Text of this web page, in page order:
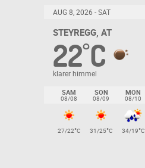
AUG 8, 2026 - SAT
STEYREGG, AT
22°C
klarer himmel
SAM
08/08
SON
08/09
MON
08/10
27/22°C 31/25°C 34/19°C